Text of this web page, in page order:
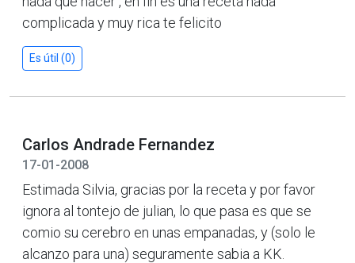
complicada y muy rica te felicito
Es útil (0)
Carlos Andrade Fernandez
17-01-2008
Estimada Silvia, gracias por la receta y por favor
ignora al tontejo de julian, lo que pasa es que se
comio su cerebro en unas empanadas, y (solo le
alcanzo para una) seguramente sabia a KK.